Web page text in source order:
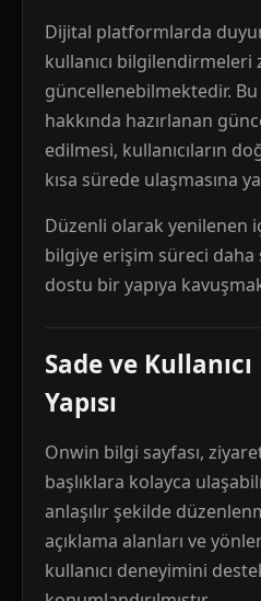
Dijital platformlarda
kullanıcı
güncellenebilmektedir.
hakkında hazırlanan
edilmesi, kullanıcıların
kısa sürede ulaşmasına
Düzenli olarak yenilenen
bilgiye erişim süreci daha
dostu bir yapıya
Sade ve
Yapısı
Onwin bilgi sayfası,
başlıklara kolayca
anlaşılır şekilde
açıklama alanları ve
kullanıcı deneyimini